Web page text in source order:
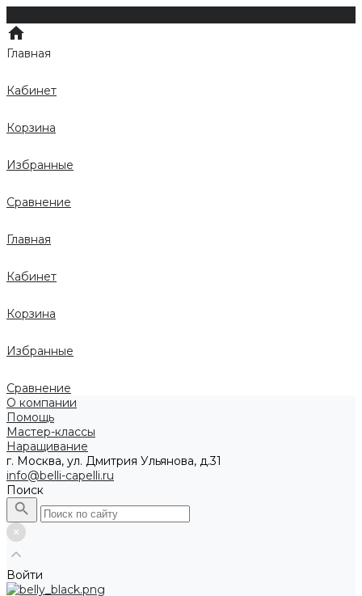
Главная
Кабинет
Корзина
Избранные
Сравнение
Главная
Кабинет
Корзина
Избранные
Сравнение
О компании
Помощь
Мастер-классы
Наращивание
г. Москва, ул. Дмитрия Ульянова, д.31
info@belli-capelli.ru
Поиск
Войти